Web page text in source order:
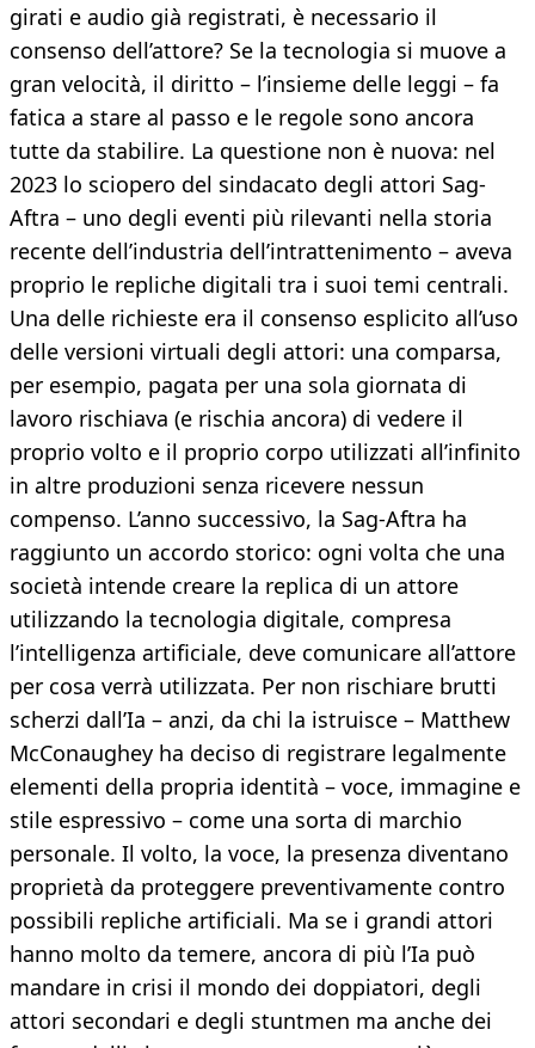
girati e audio già registrati, è necessario il
consenso dell’attore? Se la tecnologia si muove a
gran velocità, il diritto – l’insieme delle leggi – fa
fatica a stare al passo e le regole sono ancora
tutte da stabilire. La questione non è nuova: nel
2023 lo sciopero del sindacato degli attori Sag-
Aftra – uno degli eventi più rilevanti nella storia
recente dell’industria dell’intrattenimento – aveva
proprio le repliche digitali tra i suoi temi centrali.
Una delle richieste era il consenso esplicito all’uso
delle versioni virtuali degli attori: una comparsa,
per esempio, pagata per una sola giornata di
lavoro rischiava (e rischia ancora) di vedere il
proprio volto e il proprio corpo utilizzati all’infinito
in altre produzioni senza ricevere nessun
compenso. L’anno successivo, la Sag-Aftra ha
raggiunto un accordo storico: ogni volta che una
società intende creare la replica di un attore
utilizzando la tecnologia digitale, compresa
l’intelligenza artificiale, deve comunicare all’attore
per cosa verrà utilizzata. Per non rischiare brutti
scherzi dall’Ia – anzi, da chi la istruisce – Matthew
McConaughey ha deciso di registrare legalmente
elementi della propria identità – voce, immagine e
stile espressivo – come una sorta di marchio
personale. Il volto, la voce, la presenza diventano
proprietà da proteggere preventivamente contro
possibili repliche artificiali. Ma se i grandi attori
hanno molto da temere, ancora di più l’Ia può
mandare in crisi il mondo dei doppiatori, degli
attori secondari e degli stuntmen ma anche dei